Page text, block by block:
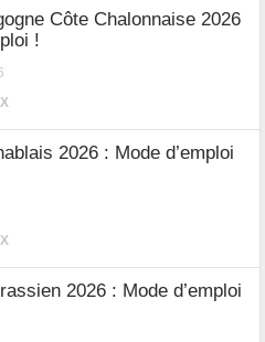
Côte Chalonnaise 2026
!
2026 : Mode d’emploi
2026 : Mode d’emploi